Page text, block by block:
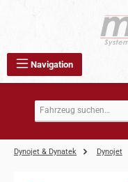
Navigation
Dynojet & Dynatek Dynojet